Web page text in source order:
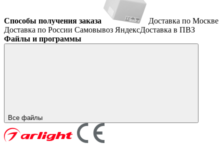
Способы получения заказа
Доставка по Москве
Доставка по России Самовывоз ЯндексДоставка в ПВЗ
Файлы и программы
Все файлы